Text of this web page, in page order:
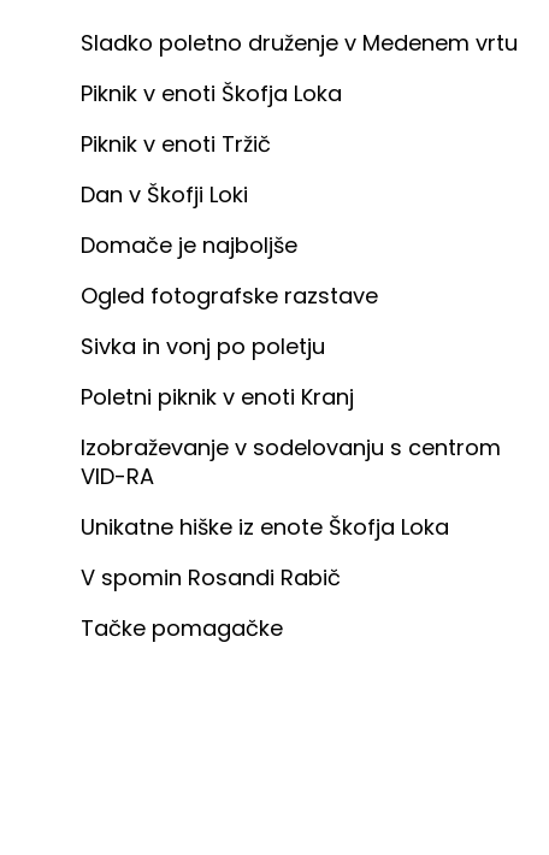
Sladko poletno druženje v Medenem vrtu
Piknik v enoti Škofja Loka
Piknik v enoti Tržič
Dan v Škofji Loki
Domače je najboljše
Ogled fotografske razstave
Sivka in vonj po poletju
Poletni piknik v enoti Kranj
Izobraževanje v sodelovanju s centrom
VID-RA
Unikatne hiške iz enote Škofja Loka
V spomin Rosandi Rabič
Tačke pomagačke